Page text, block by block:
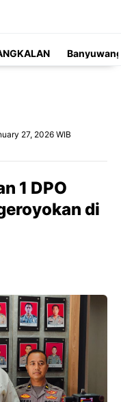
27, 2026 WIB
1 DPO
di